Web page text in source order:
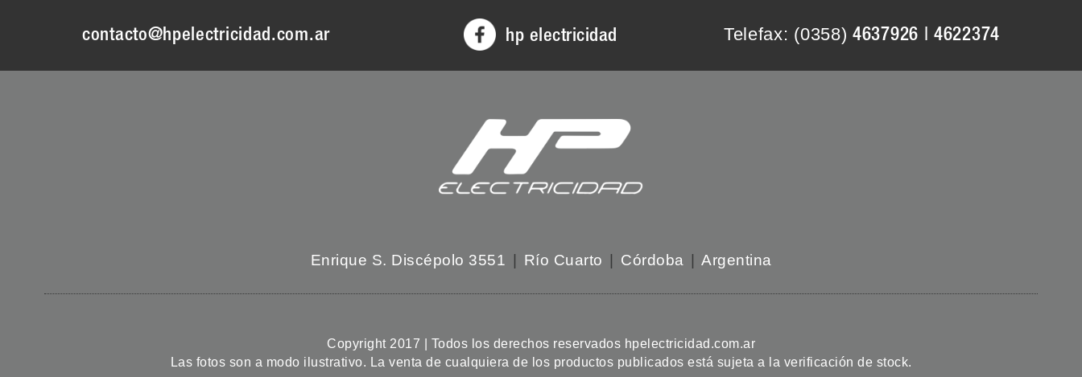
hp electricidad
contacto@hpelectricidad.com.ar Telefax: (0358) 4637926 | 4622374
Enrique S. Discépolo 3551 | Río Cuarto | Córdoba | Argentina
Copyright 2017 | Todos los derechos reservados hpelectricidad.com.ar
Las fotos son a modo ilustrativo. La venta de cualquiera de los productos publicados está sujeta a la verificación de stock.